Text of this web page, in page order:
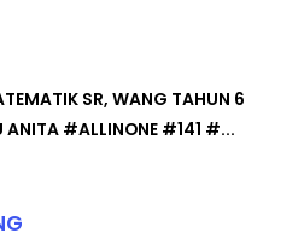
SR, WANG TAHUN 6
ANITA #ALLINONE #141 #...